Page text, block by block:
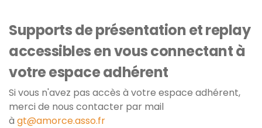
Supports de présentation et replay
accessibles en vous connectant à
votre espace adhérent
Si vous n'avez pas accès à votre espace adhérent,
merci de nous contacter par mail
à gt@amorce.asso.fr